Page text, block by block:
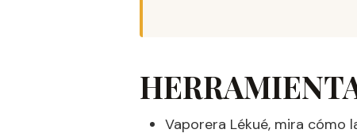
Vaporera Lékué, mira cómo